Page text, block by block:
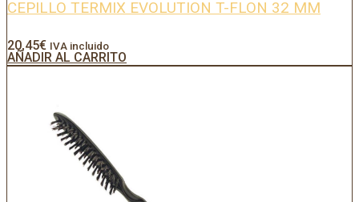
CEPILLO TERMIX EVOLUTION T-FLON 32 MM
20,45€ IVA incluido
AÑADIR AL CARRITO